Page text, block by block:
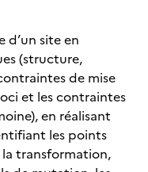
site en
(structure,
de mise
et les contraintes
en réalisant
les points
transformation,